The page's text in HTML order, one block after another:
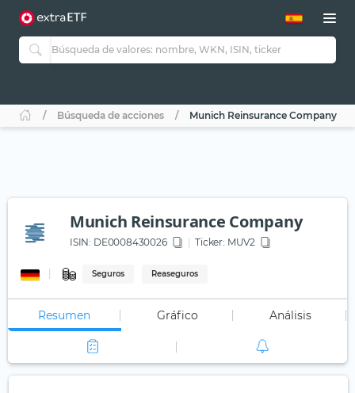
Búsqueda de acciones Munich Reinsurance Company
Munich Reinsurance Company
ISIN: DE0008430026 Ticker: MUV2
Seguros Reaseguros
Resumen Gráfico Análisis